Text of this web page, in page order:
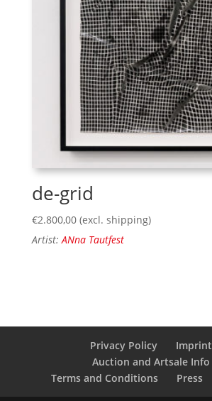
de-grid
€2.800,00 (excl. shipping)
Artist:ANna Tautfest
Privacy Policy
Imprint
Auction and Artsale Info
Terms and Conditions
Press